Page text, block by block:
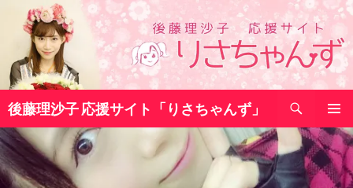
ン
ツ
へ
ス
キ
ッ
プ
後藤理沙子 応援サイト「りさちゃんず」
索
メインメ
ニュー